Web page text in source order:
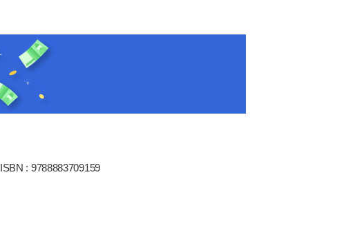
ISBN : 9788883709159